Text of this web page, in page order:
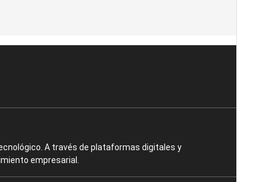
A través de plataformas digitales y
empresarial.